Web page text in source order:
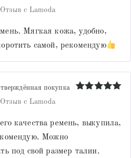
Отзыв с Lamoda
Мягкая кожа, удобно,
самой, рекомендую
покупка
Отзыв с Lamoda
качества ремень, выкупила,
Можно
под свой размер талии.